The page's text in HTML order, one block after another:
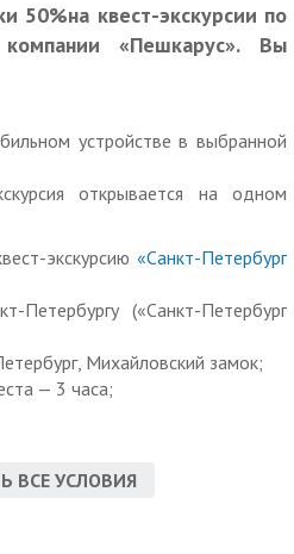
50%на квест-экскурсии по
«Пешкарус». Вы
устройстве в выбранной
открывается на одном
экскурсию «Санкт-Петербург
Петербургу («Санкт-Петербург
Михайловский замок;
— 3 часа;
квест-экскурсию
Петербургу («Цифровая
ВСЕ УСЛОВИЯ